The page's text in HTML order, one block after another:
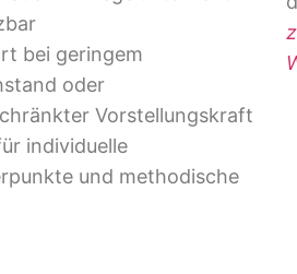
bei geringem
oder
Vorstellungskraft
individuelle
und methodische